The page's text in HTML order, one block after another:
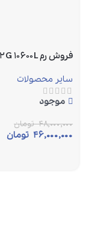
فروش رم ۳۲G ۱۰۶۰۰L
سایر محصولات
موجود
۴۸,۰۰۰,۰۰۰ تومان
۴۶,۰۰۰,۰۰۰ تومان